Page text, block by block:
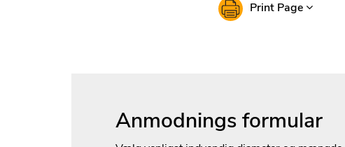
Print Page
Anmodnings formular